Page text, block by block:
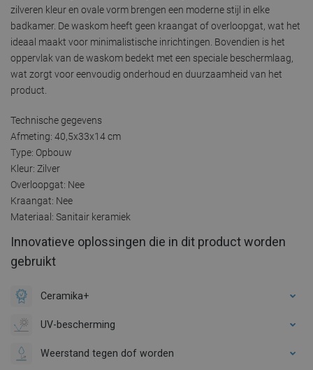
zilveren kleur en ovale vorm brengen een moderne stijl in elke
badkamer. De waskom heeft geen kraangat of overloopgat, wat het
ideaal maakt voor minimalistische inrichtingen. Bovendien is het
oppervlak van de waskom bedekt met een speciale beschermlaag,
wat zorgt voor eenvoudig onderhoud en duurzaamheid van het
product.
Technische gegevens
Afmeting: 40,5x33x14 cm
Type: Opbouw
Kleur: Zilver
Overloopgat: Nee
Kraangat: Nee
Materiaal: Sanitair keramiek
Innovatieve oplossingen die in dit product worden
gebruikt
Ceramika+
UV-bescherming
Weerstand tegen dof worden